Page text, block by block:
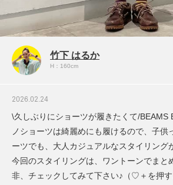
竹下 はるか
H：160cm
2026.02.24
\久しぶりにショーツが履きたくて/BEAMS
ノショーツは綺麗めにも履けるので、子供
ーツでも、大人カジュアルなスタイリン
今回のスタイリングは、ワントーンでまと
非、チェックしてみて下さい♪（♡＋を押